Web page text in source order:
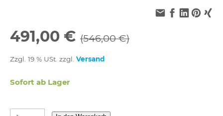
491,00 € (546,00 €)
Zzgl. 19 % USt. zzgl. Versand
Sofort ab Lager